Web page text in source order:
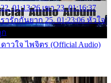
01:13:26 เขา 23. 01:16:37
ารักกันยาก 25. 01:23:06 หัวใจ
ก
าวใจ ไพจิตร (Official Audio)